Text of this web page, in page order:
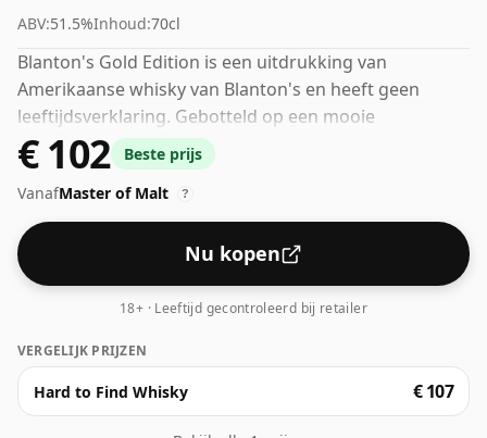
ABV:51.5%Inhoud:70cl
Blanton's Gold Edition is een uitdrukking van
Amerikaanse whisky van Blanton's en heeft geen
leeftijdsverklaring. Gebotteld op een mooie
drinksterkte van 51,5% wordt deze whisky geleverd in
een fles van 70cl.
€ 102
Beste prijs
VanafMaster of Malt ?
Nu kopen
18+ · Leeftijd gecontroleerd bij retailer
VERGELIJK PRIJZEN
Hard to Find Whisky € 107